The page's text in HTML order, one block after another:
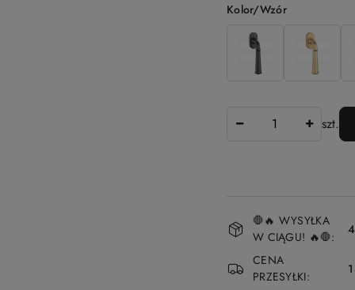
Wariant
Kolor/Wzór
szt.
Dostępność
i
dostawa
🛑🔥 WYSYŁKA
W CIĄGU! 🔥🛑:
CENA
PRZESYŁKI: